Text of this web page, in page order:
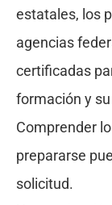
estatales, los
agencias
certificadas
formación y
Comprender
prepararse
solicitud.